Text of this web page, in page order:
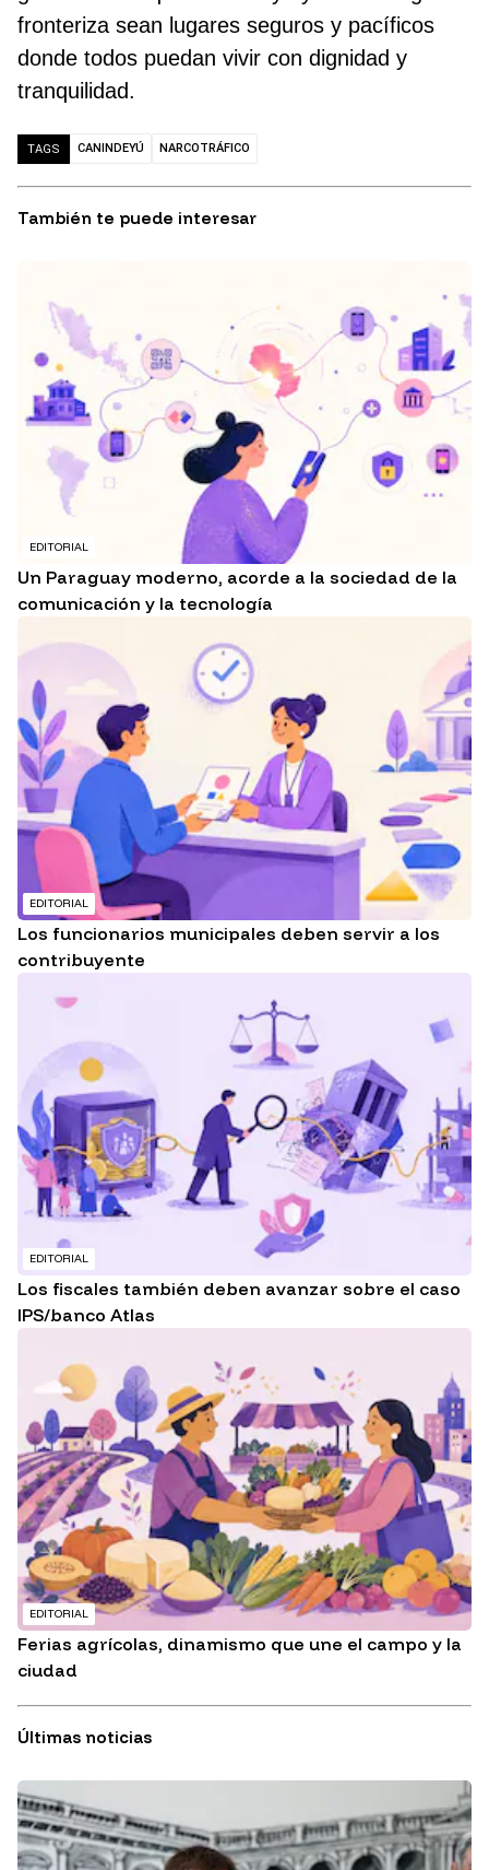
fronteriza sean lugares seguros y pacíficos
donde todos puedan vivir con dignidad y
tranquilidad.
TAGS CANINDEYÚ NARCOTRÁFICO
También te puede interesar
EDITORIAL
Un Paraguay moderno, acorde a la sociedad de la
comunicación y la tecnología
EDITORIAL
Los funcionarios municipales deben servir a los
contribuyente
EDITORIAL
Los fiscales también deben avanzar sobre el caso
IPS/banco Atlas
EDITORIAL
Ferias agrícolas, dinamismo que une el campo y la
ciudad
Últimas noticias